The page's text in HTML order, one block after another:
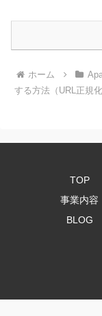
ホーム
する方法（URL正規化
TOP
事業内容
BLOG